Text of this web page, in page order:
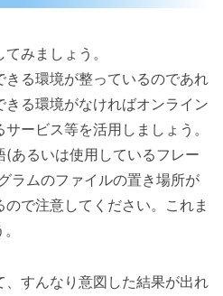
みましょう。
る環境が整っているのであれ
る環境がなければオンライン
ービス等を活用しましょう。
あるいは使用しているフレー
ラムのファイルの置き場所が
で注意してください。これま
すんなり意図した結果が出れ